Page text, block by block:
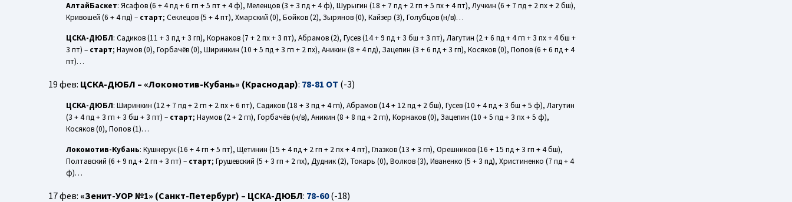
АлтайБаскет: Ясафов (6 + 4 пд + 6 гп + 5 пт + 4 ф), Меленцов (3 + 3 пд + 4 ф), Шурыгин (18 + 7 пд + 2 гп + 5 пх + 4 пт), Лучкин (6 + 7 пд + 2 пх + 2 бш),
Кривошей (6 + 4 пд) – старт; Секлецов (5 + 4 пт), Хмарский (0), Бойков (2), Зырянов (0), Кайзер (3), Голубцов (н/в)…
ЦСКА-ДЮБЛ: Садиков (11 + 3 пд + 3 гп), Корнаков (7 + 2 пх + 3 пт), Абрамов (2), Гусев (14 + 9 пд + 3 бш + 3 пт), Лагутин (2 + 6 пд + 4 гп + 3 пх + 4 бш +
3 пт) – старт; Наумов (0), Горбачёв (0), Ширинкин (10 + 5 пд + 3 гп + 2 пх), Аникин (8 + 4 пд), Зацепин (3 + 6 пд + 3 гп), Косяков (0), Попов (6 + 6 пд + 4
пт)…
19 фев: ЦСКА-ДЮБЛ – «Локомотив-Кубань» (Краснодар): 78-81 OT (-3)
ЦСКА-ДЮБЛ: Ширинкин (12 + 7 пд + 2 гп + 2 пх + 6 пт), Садиков (18 + 3 пд + 4 гп), Абрамов (14 + 12 пд + 2 бш), Гусев (10 + 4 пд + 3 бш + 5 ф), Лагутин
(3 + 4 пд + 3 гп + 3 бш + 3 пт) – старт; Наумов (2 + 2 гп), Горбачёв (н/в), Аникин (8 + 8 пд + 2 гп), Корнаков (0), Зацепин (10 + 5 пд + 3 пх + 5 ф),
Косяков (0), Попов (1)…
Локомотив-Кубань: Кушнерук (16 + 4 гп + 5 пт), Щетинин (15 + 4 пд + 2 гп + 2 пх + 4 пт), Глазков (13 + 3 гп), Орешников (16 + 15 пд + 3 гп + 4 бш),
Полтавский (6 + 9 пд + 2 гп + 3 пт) – старт; Грушевский (5 + 3 гп + 2 пх), Дудник (2), Токарь (0), Волков (3), Иваненко (5 + 3 пд), Христиненко (7 пд + 4
ф)…
17 фев: «Зенит-УОР №1» (Санкт-Петербург) – ЦСКА-ДЮБЛ: 78-60(-18)